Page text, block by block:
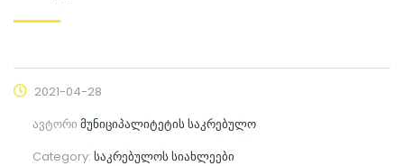
2021-04-28
ავტორი მუნიციპალიტეტის საკრებულო
Category: საკრებულოს სიახლეები